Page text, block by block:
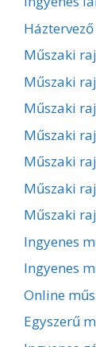
Háztervező
Műszaki
Műszaki
Műszaki
Műszaki
Műszaki
Műszaki
Műszaki
Ingyenes
Ingyenes
Online
Egyszerű